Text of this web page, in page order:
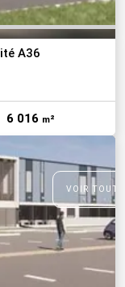
A36
6 016 m²
VOIR